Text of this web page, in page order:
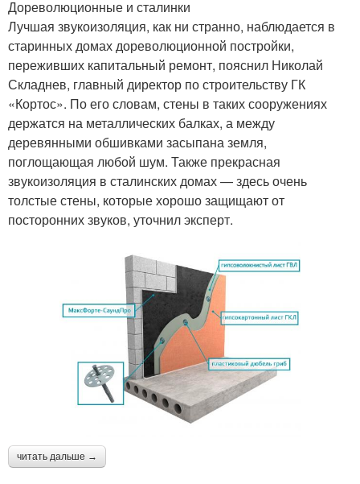
Дореволюционные и сталинки
Лучшая звукоизоляция, как ни странно, наблюдается в
старинных домах дореволюционной постройки,
переживших капитальный ремонт, пояснил Николай
Складнев, главный директор по строительству ГК
«Кортос». По его словам, стены в таких сооружениях
держатся на металлических балках, а между
деревянными обшивками засыпана земля,
поглощающая любой шум. Также прекрасная
звукоизоляция в сталинских домах — здесь очень
толстые стены, которые хорошо защищают от
посторонних звуков, уточнил эксперт.
читать дальше →